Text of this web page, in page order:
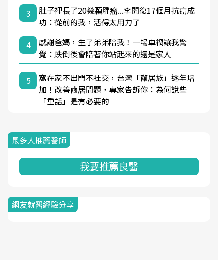
3
肚子裡長了20幾顆腫瘤...李開復17個月抗癌成
功：從前的我，活得太用力了
4
感謝爸媽，生了弟弟陪我！一場車禍讓我驚
覺：跌倒後會陪著你站起來的還是家人
5
窩在家不出門不社交，台灣「繭居族」逐年增
加！改善繭居問題，專家告訴你：為何說些
「重話」是有必要的
最多人推薦醫師
我要推薦良醫
網友就醫經驗分享